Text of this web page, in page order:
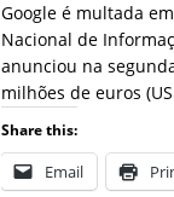
Google é multada
Nacional de
anunciou na
milhões de euros
Share this:
Email